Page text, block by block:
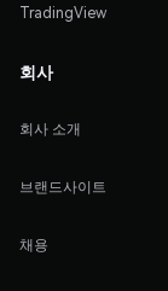
TradingView
회사
회사 소개
브랜드사이트
채용